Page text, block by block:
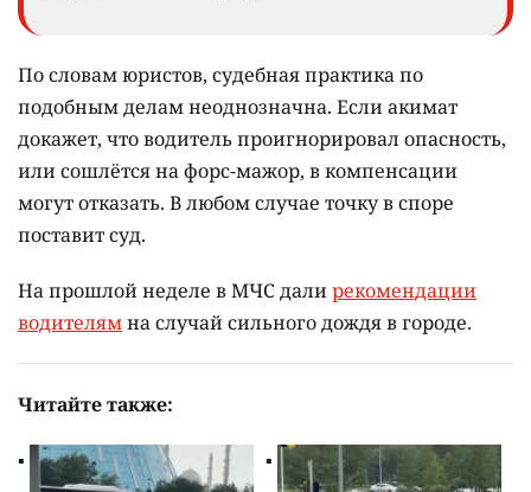
По словам юристов, судебная практика по
подобным делам неоднозначна. Если акимат
докажет, что водитель проигнорировал опасность,
или сошлётся на форс-мажор, в компенсации
могут отказать. В любом случае точку в споре
поставит суд.
На прошлой неделе в МЧС далирекомендации
водителямна случай сильного дождя в городе.
Читайте также: